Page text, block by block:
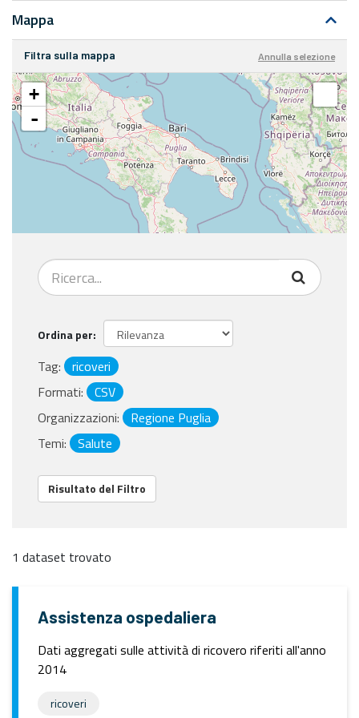
Mappa
Filtra sulla mappa Annulla selezione
+
-
Ordina per
Tag:
ricoveri
Formati:
CSV
Organizzazioni:
Regione Puglia
Temi:
Salute
Risultato del Filtro
1 dataset trovato
Assistenza ospedaliera
Dati aggregati sulle attività di ricovero riferiti all'anno
2014
ricoveri